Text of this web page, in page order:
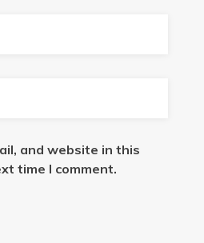
and website in this
time I comment.